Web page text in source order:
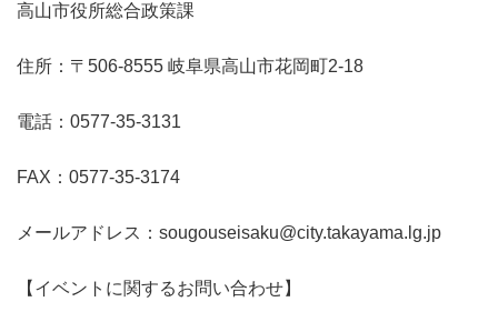
高山市役所総合政策課
住所：〒506-8555 岐阜県高山市花岡町2-18
電話：0577-35-3131
FAX：0577-35-3174
メールアドレス：sougouseisaku@city.takayama.lg.jp
【イベントに関するお問い合わせ】